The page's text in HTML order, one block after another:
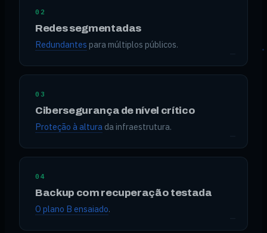
02
Redes segmentadas
Redundantes para múltiplos públicos.
03
Cibersegurança de nível crítico
Proteção à altura da infraestrutura.
04
Backup com recuperação testada
O plano B ensaiado.